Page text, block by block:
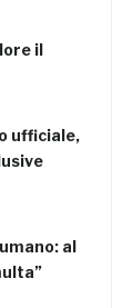
il
ufficiale,
al